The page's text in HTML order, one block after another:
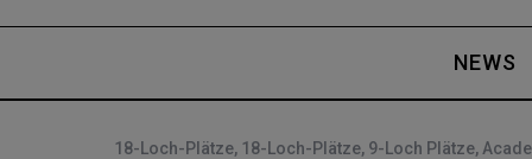
NEWS
18-Loch-Plätze, 18-Loch-Plätze, 9-Loch Plätze,